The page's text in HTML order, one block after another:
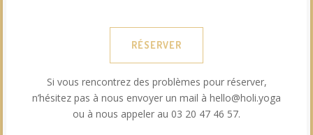
RÉSERVER
Si vous rencontrez des problèmes pour réserver,
n’hésitez pas à nous envoyer un mail à hello@holi.yoga
ou à nous appeler au 03 20 47 46 57.